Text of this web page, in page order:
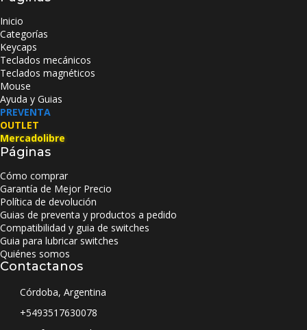
Inicio
Categorías
Keycaps
Teclados mecánicos
Teclados magnéticos
Mouse
Ayuda y Guias
PREVENTA
OUTLET
Mercadolibre
Páginas
Cómo comprar
Garantía de Mejor Precio
Política de devolución
Guias de preventa y productos a pedido
Compatibilidad y guia de switches
Guia para lubricar switches
Quiénes somos
Contactanos
Córdoba, Argentina
+5493517630078